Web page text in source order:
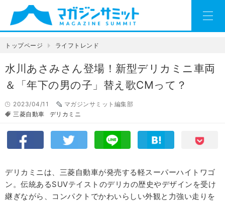
トップページ ライフトレンド
水川あさみさん登場！新型デリカミニ車両
＆「年下の男の子」替え歌CMって？
2023/04/11
マガジンサミット編集部
三菱自動車
デリカミニ
デリカミニは、三菱自動車が発売する軽スーパーハイトワゴ
ン。伝統あるSUVテイストのデリカの歴史やデザインを受け
継ぎながら、コンパクトでかわいらしい外観と力強い走りを